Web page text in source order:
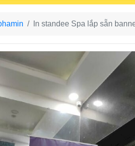
In standee Spa lắp sẵn